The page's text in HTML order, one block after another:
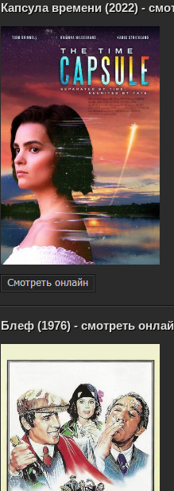
Капсула времени (2022) -
Блеф (1976) - смотреть